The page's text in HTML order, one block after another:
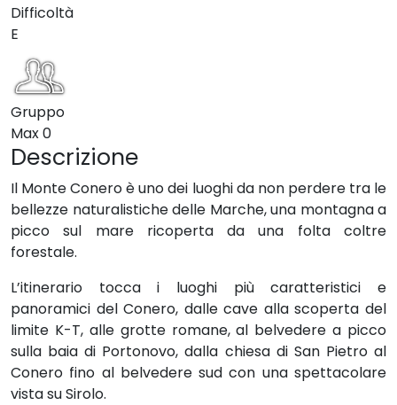
Difficoltà
E
Gruppo
Max0
Descrizione
Il Monte Conero è uno dei luoghi da non perdere tra le
bellezze naturalistiche delle Marche, una montagna a
picco sul mare ricoperta da una folta coltre
forestale.
L’itinerario tocca i luoghi più caratteristici e
panoramici del Conero, dalle cave alla scoperta del
limite K-T, alle grotte romane, al belvedere a picco
sulla baia di Portonovo, dalla chiesa di San Pietro al
Conero fino al belvedere sud con una spettacolare
vista su Sirolo.